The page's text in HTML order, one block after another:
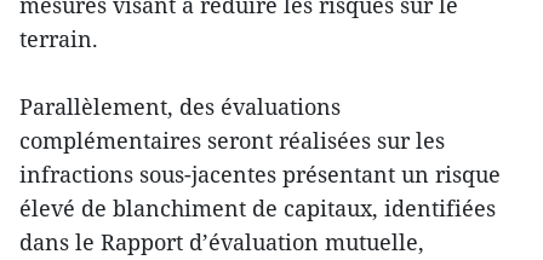
terrain.
Parallèlement, des évaluations
complémentaires seront réalisées sur les
infractions sous-jacentes présentant un risque
élevé de blanchiment de capitaux, identifiées
dans le Rapport d’évaluation mutuelle,